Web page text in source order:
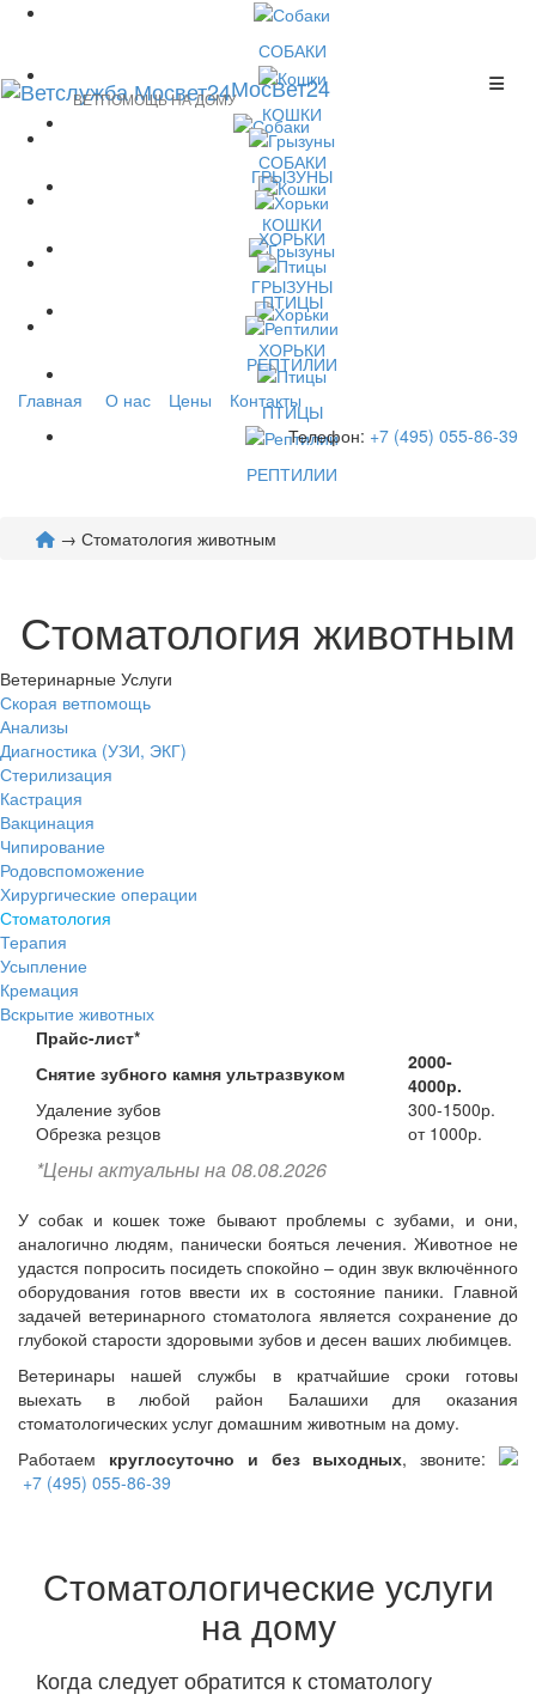
СОБАКИ
КОШКИ
ГРЫЗУНЫ
ХОРЬКИ
ПТИЦЫ
РЕПТИЛИИ
Главная
О нас Цены
Контакты
Телефон: +7 (495) 055-86-39
МосВет24
ВЕТПОМОЩЬ НА ДОМУ
СОБАКИ
КОШКИ
ГРЫЗУНЫ
ХОРЬКИ
ПТИЦЫ
РЕПТИЛИИ
→ Стоматология животным
Стоматология животным
Ветеринарные Услуги
Скорая ветпомощь
Анализы
Диагностика (УЗИ, ЭКГ)
Стерилизация
Кастрация
Вакцинация
Чипирование
Родовспоможение
Хирургические операции
Стоматология
Терапия
Усыпление
Кремация
Вскрытие животных
Прайс-лист*
Снятие зубного камня ультразвуком
2000-
4000р.
Удаление зубов
300-1500р.
Обрезка резцов
от 1000р.
*Цены актуальны на 08.08.2026
У собак и кошек тоже бывают проблемы с зубами, и они,
аналогично людям, панически бояться лечения. Животное не
удастся попросить посидеть спокойно – один звук включённого
оборудования готов ввести их в состояние паники. Главной
задачей ветеринарного стоматолога является сохранение до
глубокой старости здоровыми зубов и десен ваших любимцев.
Ветеринары нашей службы в кратчайшие сроки готовы
выехать в любой район Балашихи для оказания
стоматологических услуг домашним животным на дому.
Работаем круглосуточно и без выходных, звоните:
+7 (495) 055-86-39
Стоматологические услуги
на дому
Когда следует обратится к стоматологу